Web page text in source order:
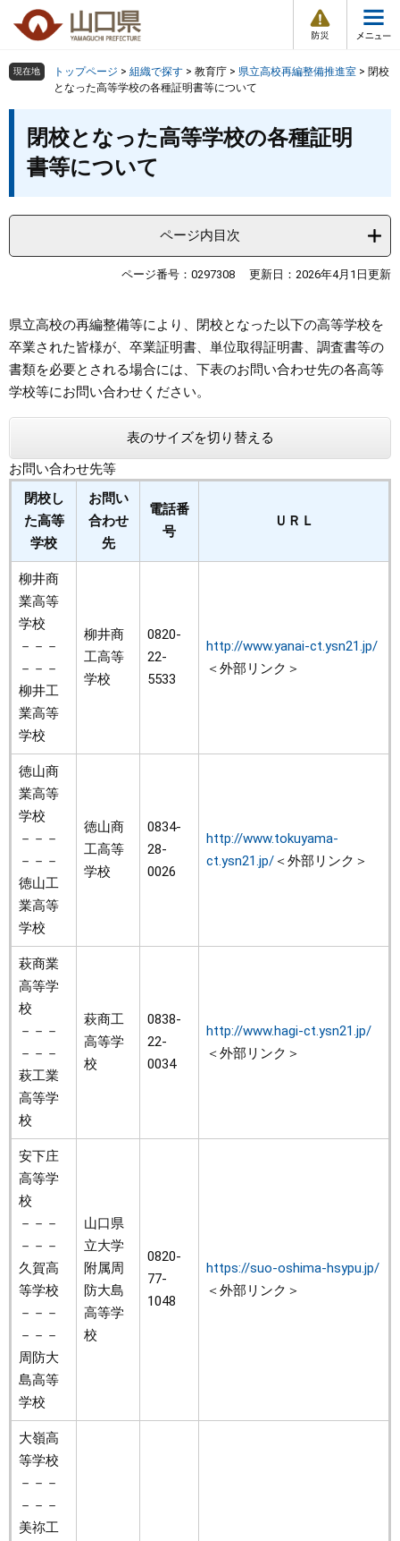
の
頭
ー
飛
情
報
メ
ュ
組織で探す
教育・文化・スポーツ
しごと・産業・観光
県政情報
検索の仕方 組織で探す サイトマップで探す
現在地 トップページ > 組織で探す > 教育庁 > 県立高校再編整備推進室 > 閉校
となった高等学校の各種証明書等について
閉校となった高等学校の各種証明
書等について
ページ内目次
ページ番号：0297308 更新日：2026年4月1日更新
県立高校の再編整備等により、閉校となった以下の高等学校を
卒業された皆様が、卒業証明書、単位取得証明書、調査書等の
書類を必要とされる場合には、下表のお問い合わせ先の各高等
学校等にお問い合わせください。
表のサイズを切り替える
お問い合わせ先等
閉校し
た高等
学校
お問い
合わせ
先
電話番
号
ＵＲＬ
柳井商
業高等
学校
－－－
－－－
柳井工
業高等
学校
柳井商
工高等
学校
0820-
22-
5533
http://www.yanai-ct.ysn21.jp/
＜外部リンク＞
徳山商
業高等
学校
－－－
－－－
徳山工
業高等
学校
徳山商
工高等
学校
0834-
28-
0026
http://www.tokuyama-
ct.ysn21.jp/＜外部リンク＞
萩商業
高等学
校
－－－
－－－
萩工業
高等学
校
萩商工
高等学
校
0838-
22-
0034
http://www.hagi-ct.ysn21.jp/
＜外部リンク＞
安下庄
高等学
校
－－－
－－－
久賀高
等学校
－－－
－－－
周防大
島高等
学校
山口県
立大学
附属周
防大島
高等学
校
0820-
77-
1048
https://suo-oshima-hsypu.jp/
＜外部リンク＞
大嶺高
等学校
－－－
－－－
美祢工